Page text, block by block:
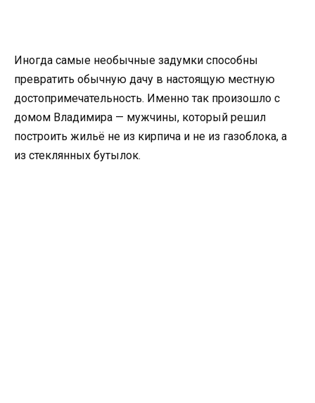
Иногда самые необычные задумки способны
превратить обычную дачу в настоящую местную
достопримечательность. Именно так произошло с
домом Владимира — мужчины, который решил
построить жильё не из кирпича и не из газоблока, а
из стеклянных бутылок.